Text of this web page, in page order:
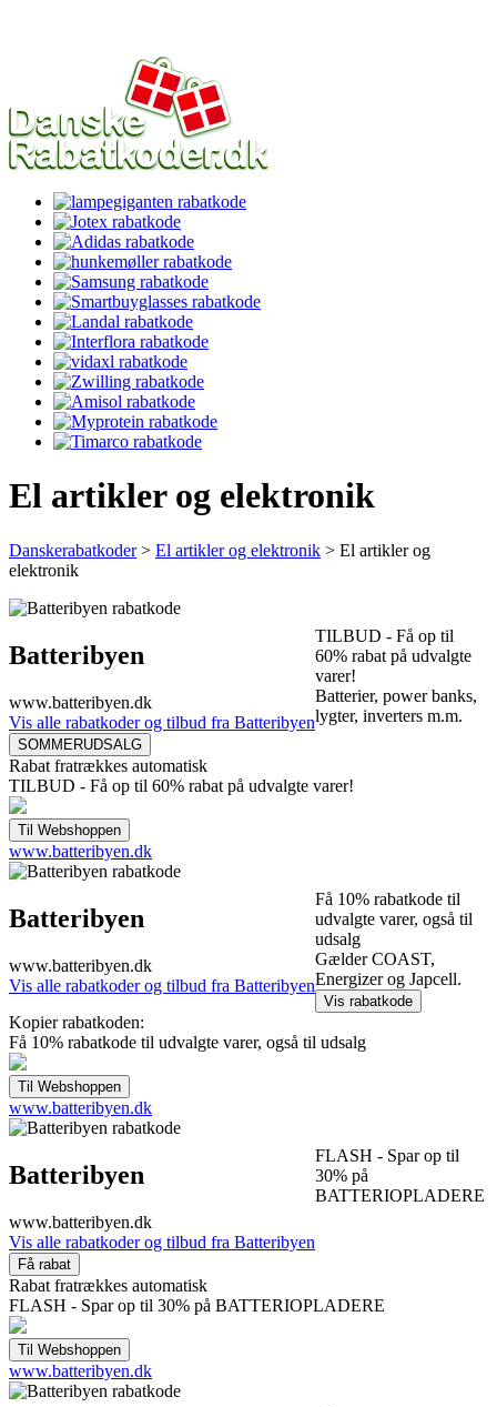
El artikler og elektronik
Danskerabatkoder> El artikler og elektronik > El artikler og
elektronik
Batteribyen
www.batteribyen.dk
Vis alle rabatkoder og tilbud fra Batteribyen
TILBUD - Få op til
60% rabat på udvalgte
varer!
Batterier, power banks,
lygter, inverters m.m.
Rabat fratrækkes automatisk
TILBUD - Få op til 60% rabat på udvalgte varer!
www.batteribyen.dk
Batteribyen
www.batteribyen.dk
Vis alle rabatkoder og tilbud fra Batteribyen
Få 10% rabatkode til
udvalgte varer, også til
udsalg
Gælder COAST,
Energizer og Japcell.
Kopier rabatkoden:
Få 10% rabatkode til udvalgte varer, også til udsalg
www.batteribyen.dk
Batteribyen
www.batteribyen.dk
Vis alle rabatkoder og tilbud fra Batteribyen
FLASH - Spar op til
30% på
BATTERIOPLADERE
Rabat fratrækkes automatisk
FLASH - Spar op til 30% på BATTERIOPLADERE
www.batteribyen.dk